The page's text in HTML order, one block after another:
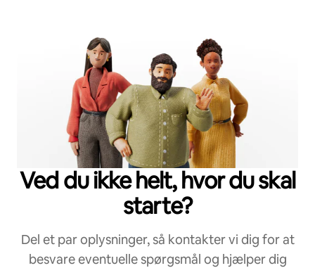
Ved du ikke helt, hvor du skal
starte?
Del et par oplysninger, så kontakter vi dig for at
besvare eventuelle spørgsmål og hjælper dig